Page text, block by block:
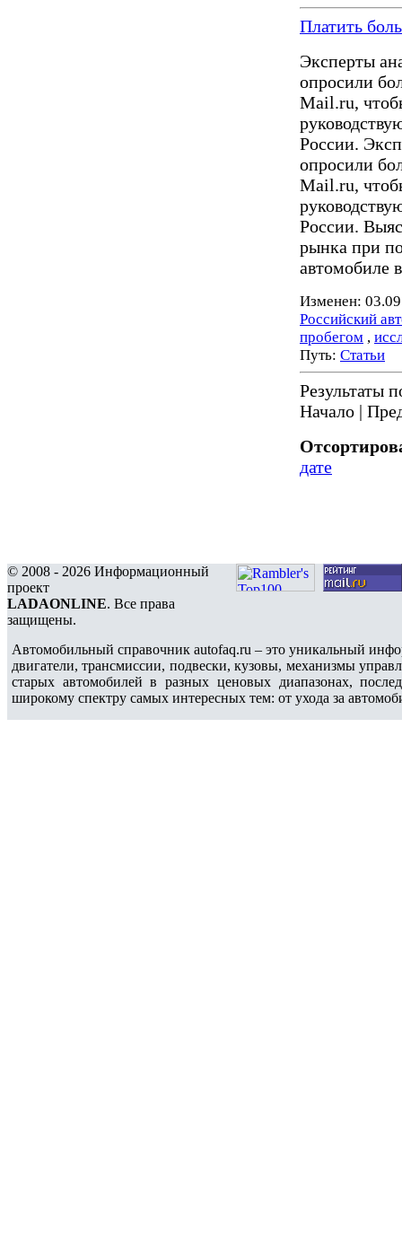
Платить
Эксперты
опросили
Mail.ru,
России.
опросили
Mail.ru,
России.
рынка при
автомобиле
Изменен:
Российский
пробегом ,
Путь: Статьи
Результаты
Начало |
дате
© 2008 - 2026 Информационный
проект
LADAONLINE. Все права
защищены.
Автомобильный справочник autofaq.ru – это уникальный
двигатели, трансмиссии, подвески, кузовы, механизмы
старых автомобилей в разных ценовых диапазонах,
широкому спектру самых интересных тем: от ухода за